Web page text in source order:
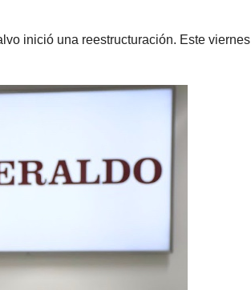
inició una reestructuración. Este viernes